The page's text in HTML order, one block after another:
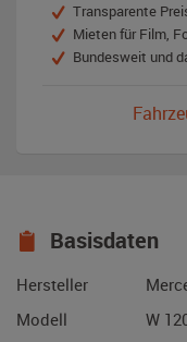
Transparente
Mieten für Film,
Bundesweit und
Basisdaten
Hersteller
Modell
W